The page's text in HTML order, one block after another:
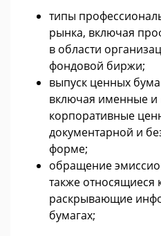
типы
рынка, включая
в области
фондовой биржи;
выпуск ценных
включая именные и
корпоративные
документарной и
форме;
обращение
также относящиеся
раскрывающие
бумагах;